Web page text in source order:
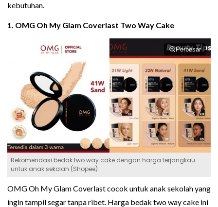
kebutuhan.
1. OMG Oh My Glam Coverlast Two Way Cake
Perbesar
Rekomendasi bedak two way cake dengan harga terjangkau
untuk anak sekolah (Shopee)
OMG Oh My Glam Coverlast cocok untuk anak sekolah yang
ingin tampil segar tanpa ribet. Harga bedak two way cake ini